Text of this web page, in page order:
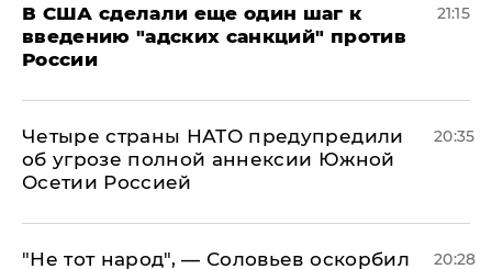
В США сделали еще один шаг к
введению "адских санкций" против
России
21:15
Четыре страны НАТО предупредили
об угрозе полной аннексии Южной
Осетии Россией
20:35
​"Не тот народ", — Соловьев оскорбил
20:28